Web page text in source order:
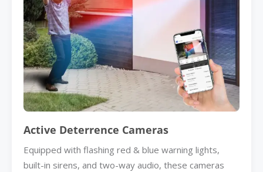
Active Deterrence Cameras
Equipped with flashing red & blue warning lights,
built-in sirens, and two-way audio, these cameras